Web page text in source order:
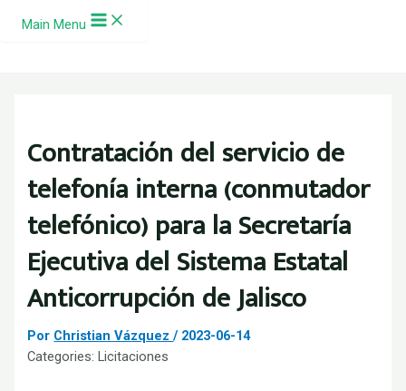
Ir al contenido
Main Menu
Contratación del servicio de
telefonía interna (conmutador
telefónico) para la Secretaría
Ejecutiva del Sistema Estatal
Anticorrupción de Jalisco
Por Christian Vázquez/ 2023-06-14
Categories:Licitaciones